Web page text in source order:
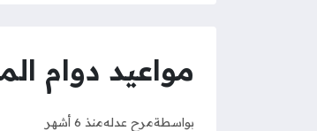
مواعيد دوام
بواسطةمرح عدلهمنذ 6 أشهر